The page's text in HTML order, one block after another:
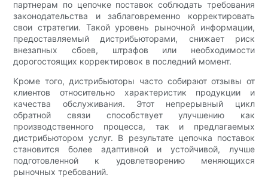
партнерам по цепочке поставок соблюдать требования
законодательства и заблаговременно корректировать
свои стратегии. Такой уровень рыночной информации,
предоставляемый дистрибьюторами, снижает риск
внезапных сбоев, штрафов или необходимости
дорогостоящих корректировок в последний момент.
Кроме того, дистрибьюторы часто собирают отзывы от
клиентов относительно характеристик продукции и
качества обслуживания. Этот непрерывный цикл
обратной связи способствует улучшению как
производственного процесса, так и предлагаемых
дистрибьютором услуг. В результате цепочка поставок
становится более адаптивной и устойчивой, лучше
подготовленной к удовлетворению меняющихся
рыночных требований.